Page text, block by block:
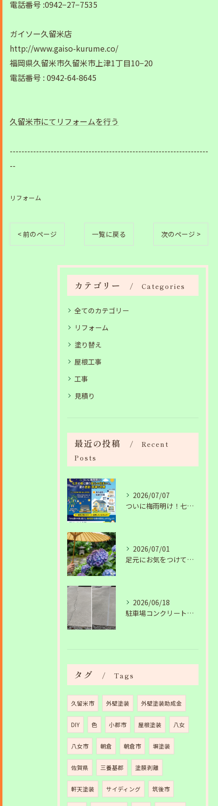
電話番号 :0942−27−7535
ガイソー久留米店
http://www.gaiso-kurume.co/
福岡県久留米市久留米市上津1丁目10−20
電話番号 : 0942-64-8645
久留米市にてリフォームを行う
--------------------------------------------------------------------
--
リフォーム
< 前のページ 一覧に戻る 次のページ >
カテゴリー Categories
全てのカテゴリー
リフォーム
塗り替え
屋根工事
工事
見積り
最近の投稿
Recent
Posts
2026/07/07
ついに梅雨明け！七夕の夜に願う安心の住まいと、夏の塗装・雨漏り対策
2026/07/01
足元にお気をつけて。梅雨の季節を安全・快適に乗り切るコツ
2026/06/18
駐車場コンクリートのひび割れは放置NG？原因と補修工事の施工事例を紹介
タグ Tags
久留米市 外壁塗装 外壁塗装助成金
DIY 色 小郡市 屋根塗装 八女
八女市 朝倉 朝倉市 塀塗装
佐賀県 三養基郡 塗膜剥離
軒天塗装 サイディング 筑後市